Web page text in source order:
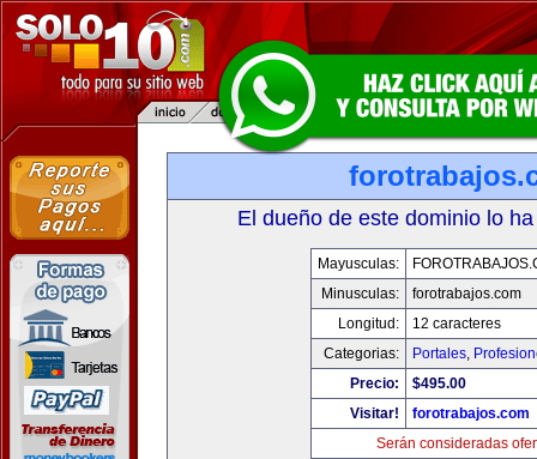
El dueño de este dominio lo
Mayusculas:
Minusculas:
forotrabajos.com
Longitud:
12 caracteres
Categorias:
Portales,
Precio:
$495.00
Visitar!
forotrabajos.com
Serán consideradas